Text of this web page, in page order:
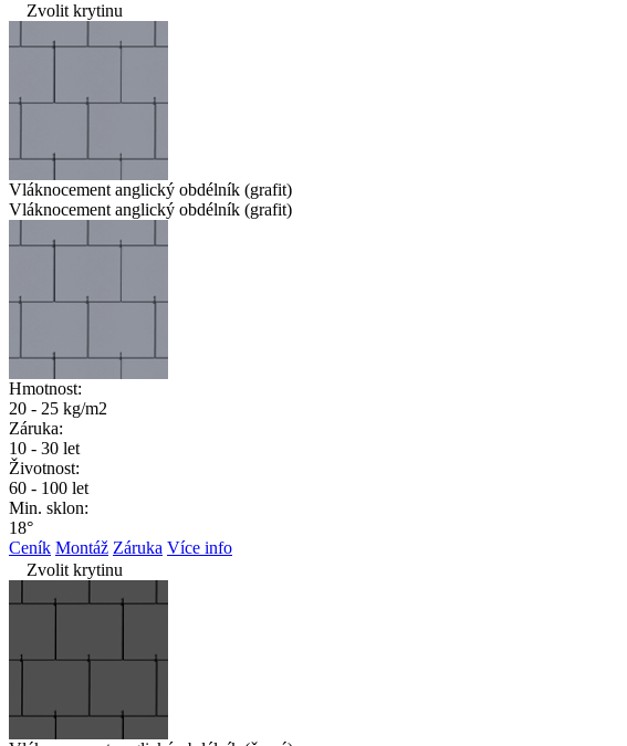
Zvolit krytinu
Vláknocement anglický obdélník (grafit)
Vláknocement anglický obdélník (grafit)
Hmotnost:
20 - 25 kg/m2
Záruka:
10 - 30 let
Životnost:
60 - 100 let
Min. sklon:
18°
Ceník Montáž Záruka Více info
Zvolit krytinu